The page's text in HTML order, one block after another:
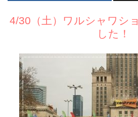
4/30（土）ワルシャワシ
した！